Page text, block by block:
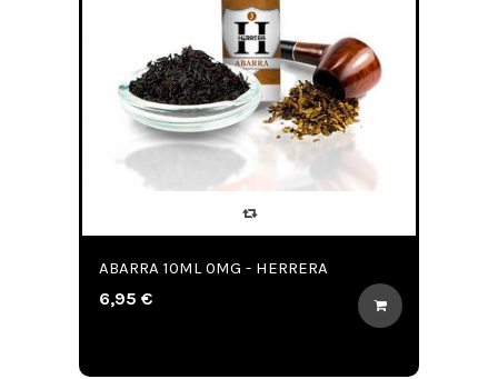
ABARRA 10ML 0MG - HERRERA
6,95 €